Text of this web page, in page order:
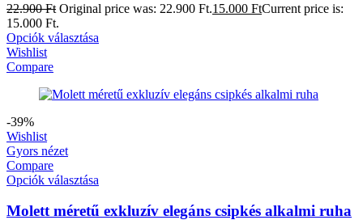
22.900Ft Original price was: 22.900 Ft.15.000 FtCurrent price is:
15.000 Ft.
Opciók választása
Wishlist
Compare
-39%
Wishlist
Gyors nézet
Compare
Opciók választása
Molett méretű exkluzív elegáns csipkés alkalmi ruha